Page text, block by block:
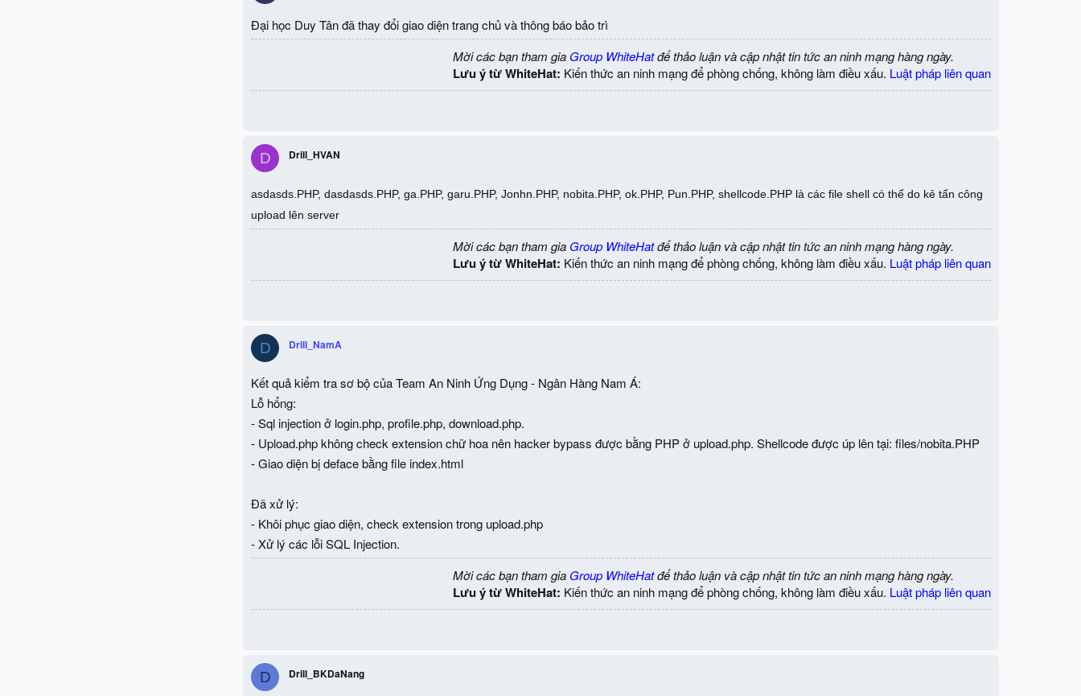
Đại học Duy Tân đã thay đổi giao diện trang chủ và thông báo bảo trì
Mời các bạn tham gia Group WhiteHatđể thảo luận và cập nhật tin tức an ninh mạng hàng ngày.
Lưu ý từ WhiteHat: Kiến thức an ninh mạng để phòng chống, không làm điều xấu. Luật pháp liên quan
D Drill_HVAN
asdasds.PHP, dasdasds.PHP, ga.PHP, garu.PHP, Jonhn.PHP, nobita.PHP, ok.PHP, Pun.PHP, shellcode.PHP là các file shell có thể do kẻ tấn công
upload lên server
Mời các bạn tham gia Group WhiteHatđể thảo luận và cập nhật tin tức an ninh mạng hàng ngày.
Lưu ý từ WhiteHat: Kiến thức an ninh mạng để phòng chống, không làm điều xấu. Luật pháp liên quan
D Drill_NamA
Kết quả kiểm tra sơ bộ của Team An Ninh Ứng Dụng - Ngân Hàng Nam Á:
Lỗ hổng:
- Sql injection ở login.php, profile.php, download.php.
- Upload.php không check extension chữ hoa nên hacker bypass được bằng PHP ở upload.php. Shellcode được úp lên tại: files/nobita.PHP
- Giao diện bị deface bằng file index.html
Đã xử lý:
- Khôi phục giao diện, check extension trong upload.php
- Xử lý các lỗi SQL Injection.
Mời các bạn tham gia Group WhiteHatđể thảo luận và cập nhật tin tức an ninh mạng hàng ngày.
Lưu ý từ WhiteHat: Kiến thức an ninh mạng để phòng chống, không làm điều xấu. Luật pháp liên quan
D Drill_BKDaNang